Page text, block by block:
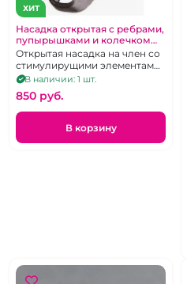
ХИТ
Насадка открытая с ребрами,
пупырышками и колечком
"XLover" черная
Открытая насадка на член со
стимулирущими элементами
на внешней поверхности, с
подхватом под мошонку.
В наличии: 1 шт.
850 pуб.
В корзину